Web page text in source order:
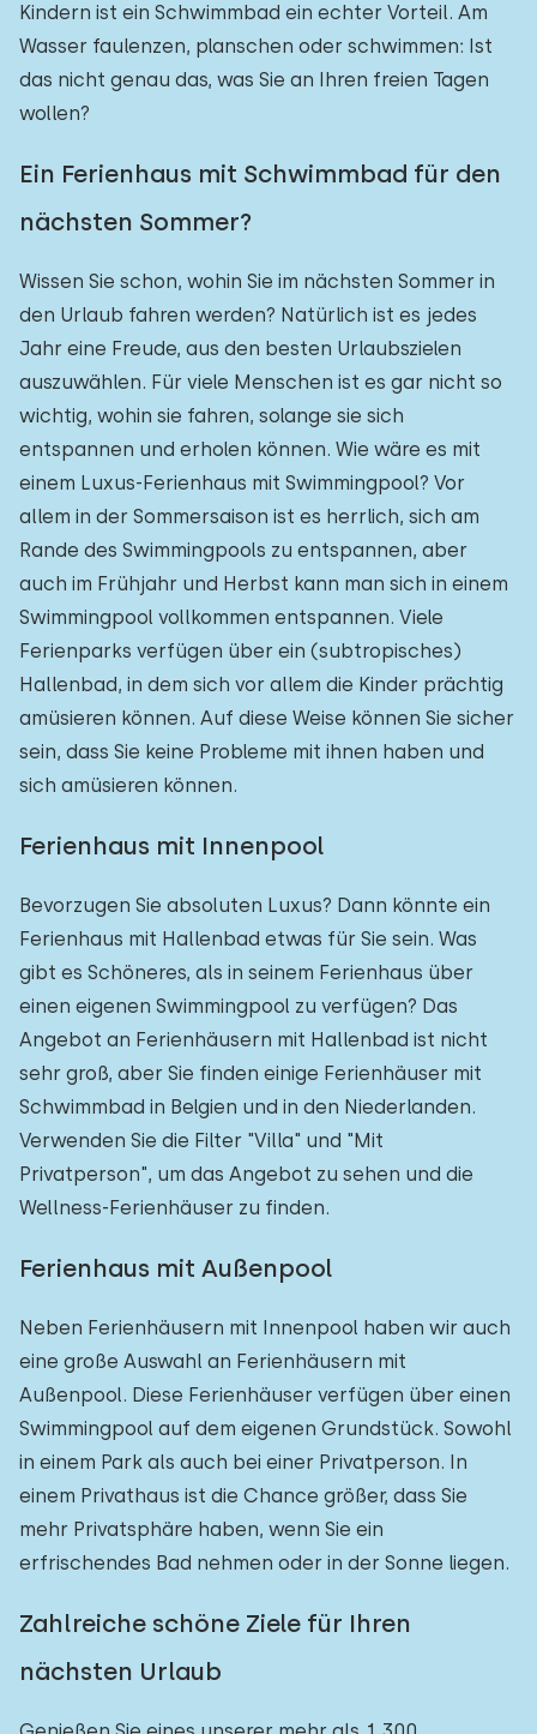
Kindern ist ein Schwimmbad ein echter Vorteil. Am
Wasser faulenzen, planschen oder schwimmen: Ist
das nicht genau das, was Sie an Ihren freien Tagen
wollen?
Ein Ferienhaus mit Schwimmbad für den
nächsten Sommer?
Wissen Sie schon, wohin Sie im nächsten Sommer in
den Urlaub fahren werden? Natürlich ist es jedes
Jahr eine Freude, aus den besten Urlaubszielen
auszuwählen. Für viele Menschen ist es gar nicht so
wichtig, wohin sie fahren, solange sie sich
entspannen und erholen können. Wie wäre es mit
einem Luxus-Ferienhaus mit Swimmingpool? Vor
allem in der Sommersaison ist es herrlich, sich am
Rande des Swimmingpools zu entspannen, aber
auch im Frühjahr und Herbst kann man sich in einem
Swimmingpool vollkommen entspannen. Viele
Ferienparks verfügen über ein (subtropisches)
Hallenbad, in dem sich vor allem die Kinder prächtig
amüsieren können. Auf diese Weise können Sie sicher
sein, dass Sie keine Probleme mit ihnen haben und
sich amüsieren können.
Ferienhaus mit Innenpool
Bevorzugen Sie absoluten Luxus? Dann könnte ein
Ferienhaus mit Hallenbad etwas für Sie sein. Was
gibt es Schöneres, als in seinem Ferienhaus über
einen eigenen Swimmingpool zu verfügen? Das
Angebot an Ferienhäusern mit Hallenbad ist nicht
sehr groß, aber Sie finden einige Ferienhäuser mit
Schwimmbad in Belgien und in den Niederlanden.
Verwenden Sie die Filter "Villa" und "Mit
Privatperson", um das Angebot zu sehen und die
Wellness-Ferienhäuser zu finden.
Ferienhaus mit Außenpool
Neben Ferienhäusern mit Innenpool haben wir auch
eine große Auswahl an Ferienhäusern mit
Außenpool. Diese Ferienhäuser verfügen über einen
Swimmingpool auf dem eigenen Grundstück. Sowohl
in einem Park als auch bei einer Privatperson. In
einem Privathaus ist die Chance größer, dass Sie
mehr Privatsphäre haben, wenn Sie ein
erfrischendes Bad nehmen oder in der Sonne liegen.
Zahlreiche schöne Ziele für Ihren
nächsten Urlaub